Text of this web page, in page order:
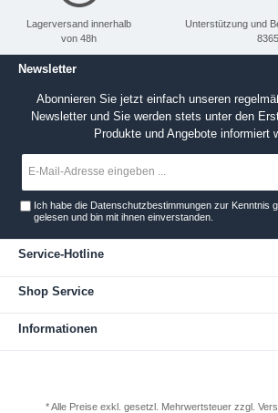
Lagerversand innerhalb
von 48h
Unterstützung und
Newsletter
Abonnieren Sie jetzt einfach unseren
Newsletter und Sie werden stets unter den
Produkte und Angebote informiert
Ich habe die Datenschutzbestimmungen zur Kenntnis
gelesen und bin mit ihnen einverstanden.
Service-Hotline
Shop Service
Informationen
* Alle Preise exkl. gesetzl. Mehrwertsteuer zzgl.